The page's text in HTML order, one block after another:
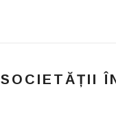
SOCIETĂȚII